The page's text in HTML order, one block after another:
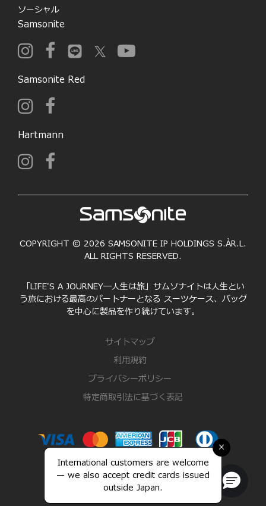
×
International customers are welcome
— we also accept credit cards issued
outside Japan.
ソーシャル
Samsonite
Samsonite Red
Hartmann
COPYRIGHT © 2026 SAMSONITE IP HOLDINGS S.ÀR.L.
ALL RIGHTS RESERVED.
「LIFE'S A JOURNEY―人生は旅」サムソナイトは人生とい
う旅における最高のパートナーとなる スーツケース、バッグ
を中心に製品を作り続けています。
サイトマップ
利用規約
プライバシーポリシー
特定商取引法に基づく表記